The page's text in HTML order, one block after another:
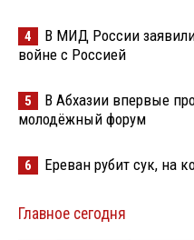
4
В МИД России
войне с Россией
5
В Абхазии впервые
молодёжный форум
6 Ереван рубит сук, на
Главное сегодня